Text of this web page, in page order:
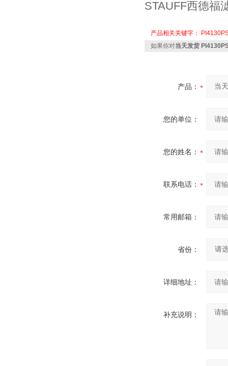
STAUFF西德福
产品相关关键字：
如果你对当天发货
产品：
您的单位：
您的姓名：
联系电话：
常用邮箱：
省份：
详细地址：
补充说明：